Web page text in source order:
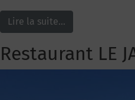
Lire la suite…
Restaurant LE